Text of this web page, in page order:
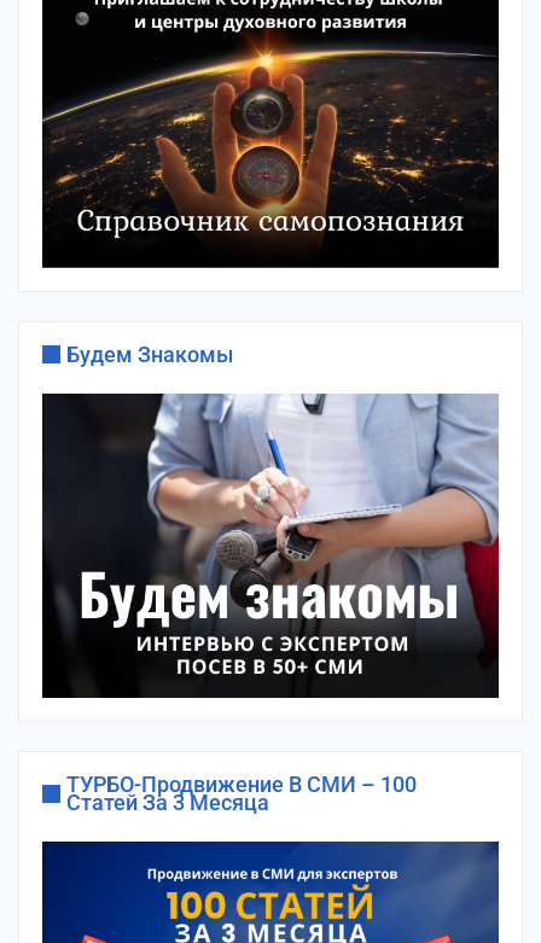
Будем Знакомы
ТУРБО-Продвижение В СМИ – 100
Статей За 3 Месяца